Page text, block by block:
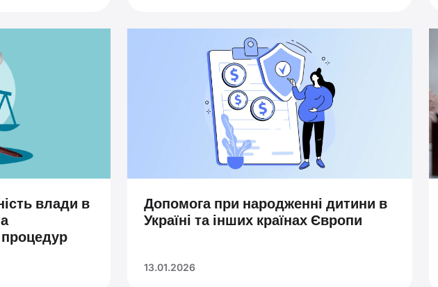
влади в
Допомога при народженні дитини в
Україні та інших країнах Європи
13.01.2026